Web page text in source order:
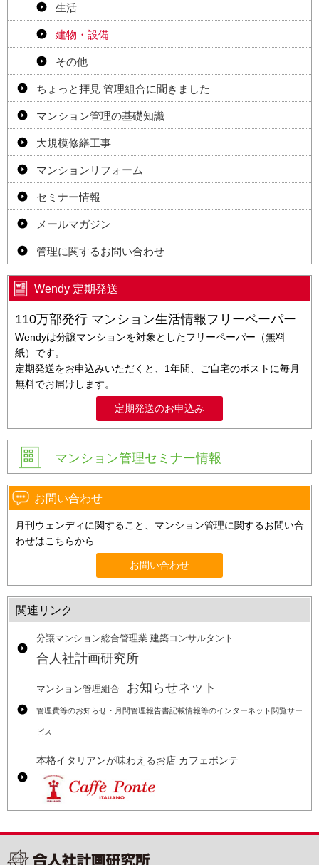
生活
建物・設備
その他
ちょっと拝見 管理組合に聞きました
マンション管理の基礎知識
大規模修繕工事
マンションリフォーム
セミナー情報
メールマガジン
管理に関するお問い合わせ
Wendy 定期発送
110万部発行 マンション生活情報フリーペーパー
Wendyは分譲マンションを対象としたフリーペーパー（無料
紙）です。
定期発送をお申込みいただくと、1年間、ご自宅のポストに毎月
無料でお届けします。
定期発送のお申込み
マンション管理セミナー情報
お問い合わせ
月刊ウェンディに関すること、マンション管理に関するお問い合
わせはこちらから
お問い合わせ
関連リンク
分譲マンション総合管理業 建築コンサルタント
合人社計画研究所
マンション管理組合 お知らせネット
管理費等のお知らせ・月間管理報告書記載情報等のインターネット閲覧サー
ビス
本格イタリアンが味わえるお店 カフェポンテ